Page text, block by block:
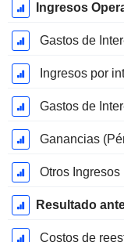
Ingresos
Gastos de
Ingresos por
Gastos de
Ganancias
Otros
Costos de